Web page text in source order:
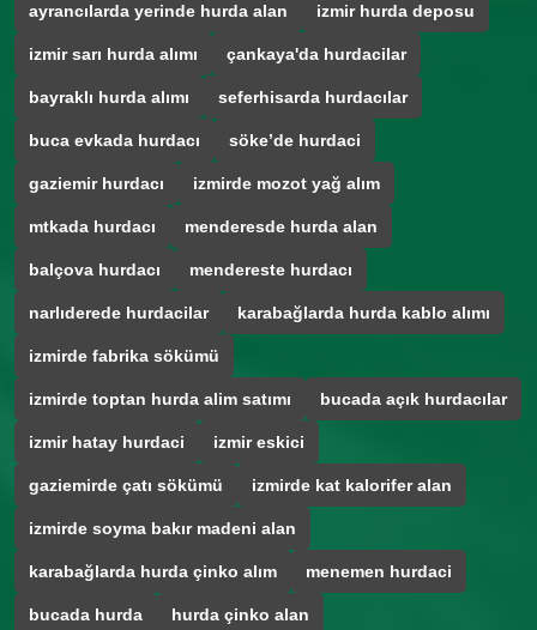
ayrancılarda yerinde hurda alan izmir hurda deposu
izmir sarı hurda alımı çankaya'da hurdacilar
bayraklı hurda alımı seferhisarda hurdacılar
buca evkada hurdacı söke’de hurdaci
gaziemir hurdacı izmirde mozot yağ alım
mtkada hurdacı menderesde hurda alan
balçova hurdacı mendereste hurdacı
narlıderede hurdacilar karabağlarda hurda kablo alımı
izmirde fabrika sökümü
izmirde toptan hurda alim satımı bucada açık hurdacılar
izmir hatay hurdaci izmir eskici
gaziemirde çatı sökümü izmirde kat kalorifer alan
izmirde soyma bakır madeni alan
karabağlarda hurda çinko alım menemen hurdaci
bucada hurda hurda çinko alan